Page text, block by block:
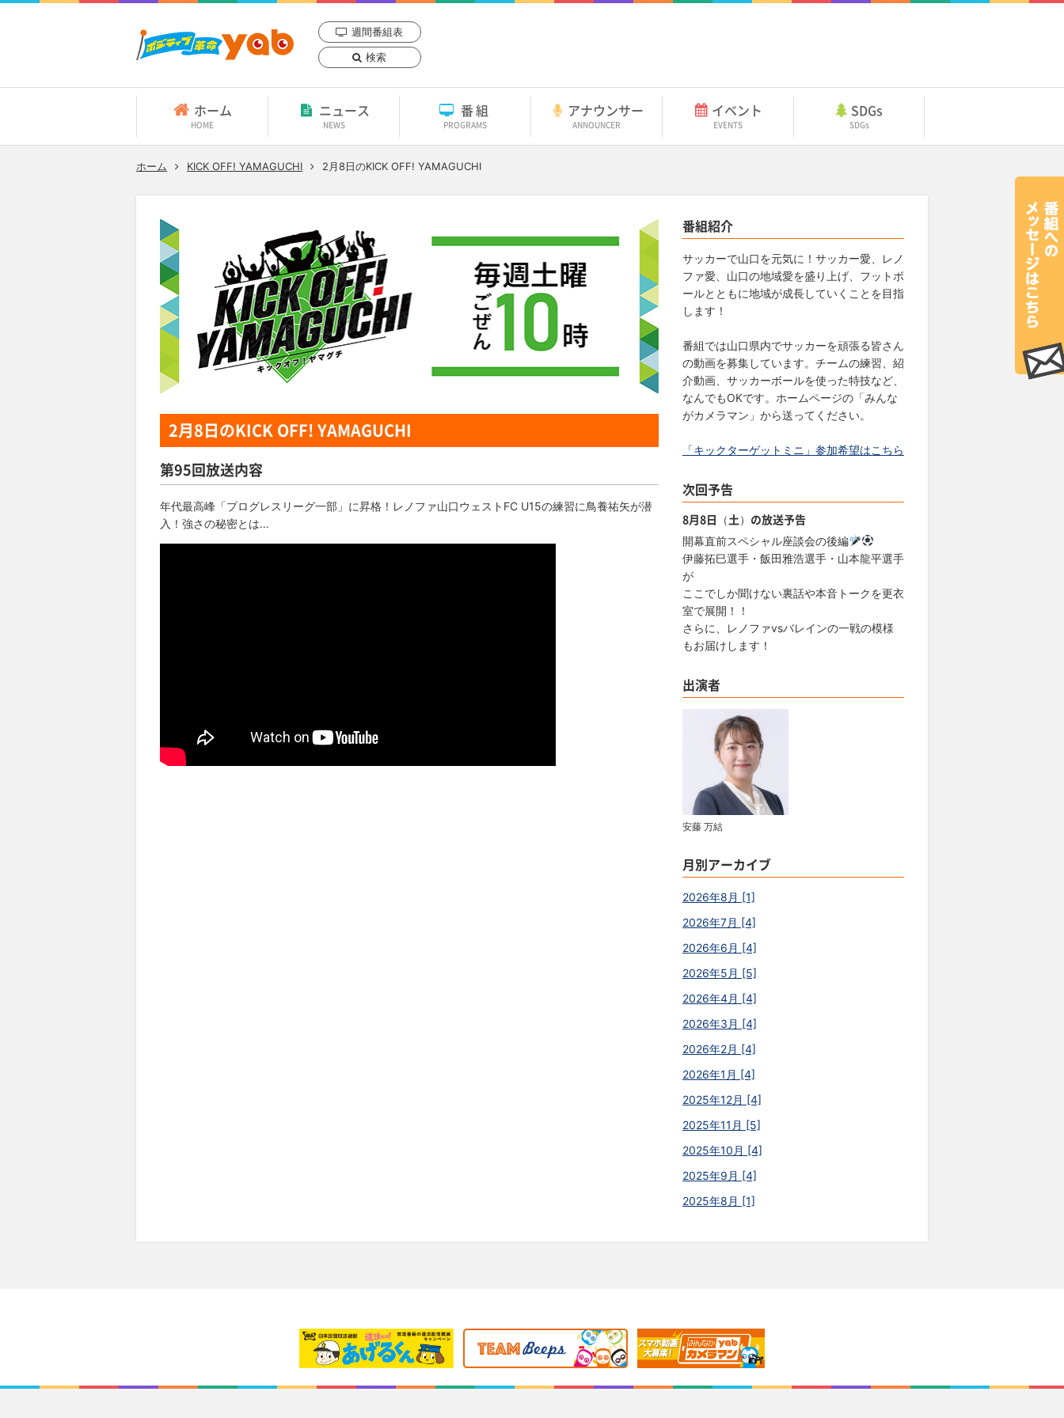
週間番組表
検索
ホーム
HOME
ニュース
NEWS
番組
PROGRAMS
アナウンサー
ANNOUNCER
イベント
EVENTS
SDGs
SDGs
ホーム KICK OFF! YAMAGUCHI 2月8日のKICK OFF! YAMAGUCHI
2月8日のKICK OFF! YAMAGUCHI
第95回放送内容
年代最高峰「プログレスリーグ一部」に昇格！レノファ山口ウェストFC U15の練習に鳥養祐矢が潜
入！強さの秘密とは…
番組紹介
サッカーで山口を元気に！サッカー愛、レノ
ファ愛、山口の地域愛を盛り上げ、フットボ
ールとともに地域が成長していくことを目指
します！
番組では山口県内でサッカーを頑張る皆さん
の動画を募集しています。チームの練習、紹
介動画、サッカーボールを使った特技など、
なんでもOKです。ホームページの「みんな
がカメラマン」から送ってください。
「キックターゲットミニ」参加希望はこちら
次回予告
8月8日（土）の放送予告
開幕直前スペシャル座談会の後編
伊藤拓巳選手・飯田雅浩選手・山本龍平選手
が
ここでしか聞けない裏話や本音トークを更衣
室で展開！！
さらに、レノファvsバレインの一戦の模様
もお届けします！
出演者
安藤 万結
月別アーカイブ
2026年8月 [1]
2026年7月 [4]
2026年6月 [4]
2026年5月 [5]
2026年4月 [4]
2026年3月 [4]
2026年2月 [4]
2026年1月 [4]
2025年12月 [4]
2025年11月 [5]
2025年10月 [4]
2025年9月 [4]
2025年8月 [1]